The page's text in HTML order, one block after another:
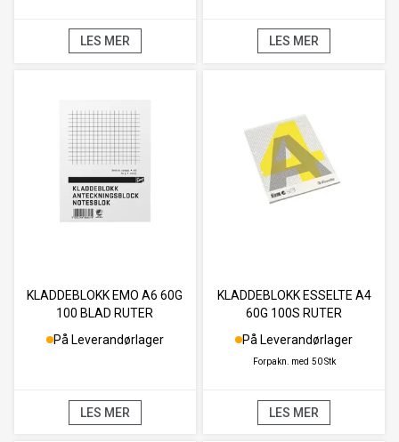
LES MER LES MER
KLADDEBLOKK EMO A6 60G
100 BLAD RUTER
På Leverandørlager
LES MER
KLADDEBLOKK ESSELTE A4
60G 100S RUTER
På Leverandørlager
Forpakn. med 50 Stk
LES MER